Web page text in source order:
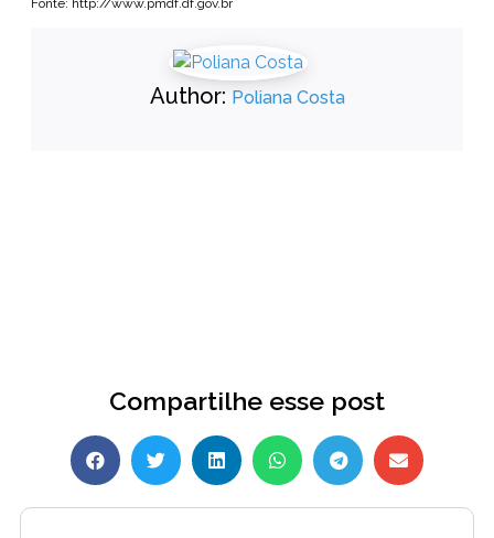
Author: Poliana Costa
Compartilhe esse post